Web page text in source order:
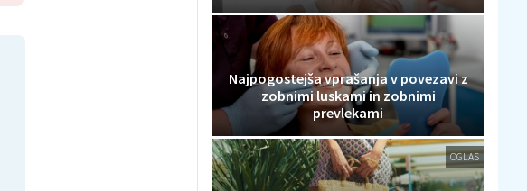
Najpogostejša vprašanja v povezavi z
zobnimi luskami in zobnimi
prevlekami
OGLAS